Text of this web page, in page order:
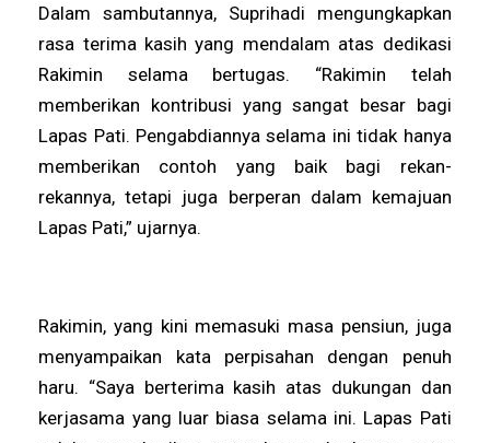
Dalam sambutannya, Suprihadi mengungkapkan
rasa terima kasih yang mendalam atas dedikasi
Rakimin selama bertugas. “Rakimin telah
memberikan kontribusi yang sangat besar bagi
Lapas Pati. Pengabdiannya selama ini tidak hanya
memberikan contoh yang baik bagi rekan-
rekannya, tetapi juga berperan dalam kemajuan
Lapas Pati,” ujarnya.
Rakimin, yang kini memasuki masa pensiun, juga
menyampaikan kata perpisahan dengan penuh
haru. “Saya berterima kasih atas dukungan dan
kerjasama yang luar biasa selama ini. Lapas Pati